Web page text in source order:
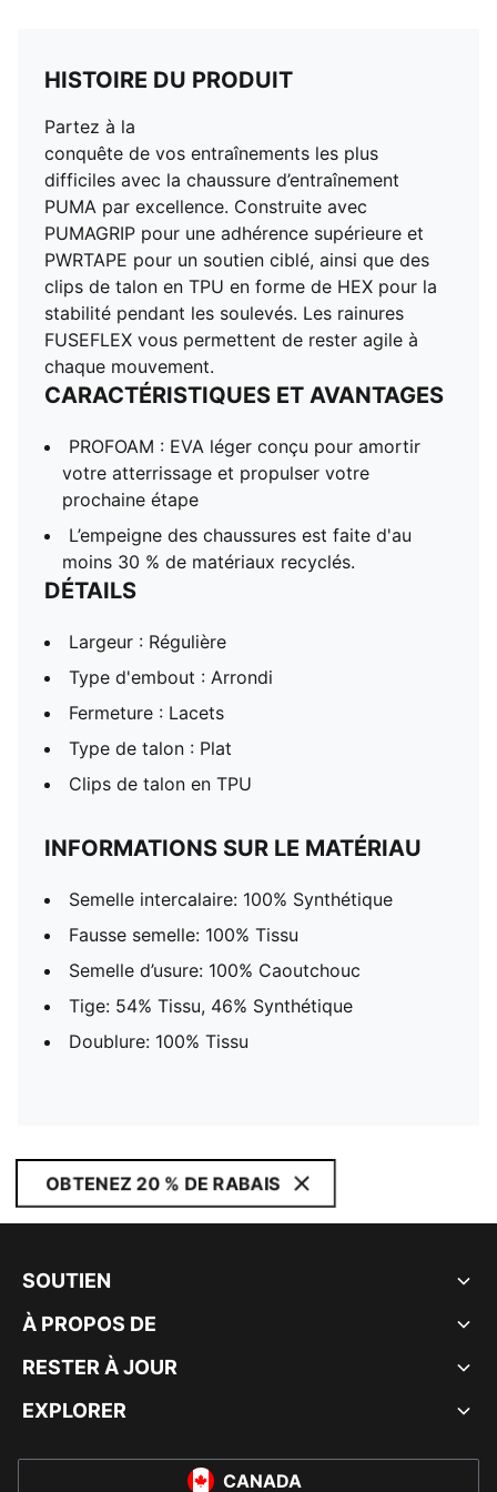
HISTOIRE DU PRODUIT
Partez à la
conquête de vos entraînements les plus
difficiles avec la chaussure d’entraînement
PUMA par excellence. Construite avec
PUMAGRIP pour une adhérence supérieure et
PWRTAPE pour un soutien ciblé, ainsi que des
clips de talon en TPU en forme de HEX pour la
stabilité pendant les soulevés. Les rainures
FUSEFLEX vous permettent de rester agile à
chaque mouvement.
CARACTÉRISTIQUES ET AVANTAGES
PROFOAM : EVA léger conçu pour amortir
votre atterrissage et propulser votre
prochaine étape
L’empeigne des chaussures est faite d'au
moins 30 % de matériaux recyclés.
DÉTAILS
Largeur : Régulière
Type d'embout : Arrondi
Fermeture : Lacets
Type de talon : Plat
Clips de talon en TPU
INFORMATIONS SUR LE MATÉRIAU
Semelle intercalaire: 100% Synthétique
Fausse semelle: 100% Tissu
Semelle d’usure: 100% Caoutchouc
Tige: 54% Tissu, 46% Synthétique
Doublure: 100% Tissu
OBTENEZ 20 % DE RABAIS
SOUTIEN
À PROPOS DE
RESTER À JOUR
EXPLORER
CANADA